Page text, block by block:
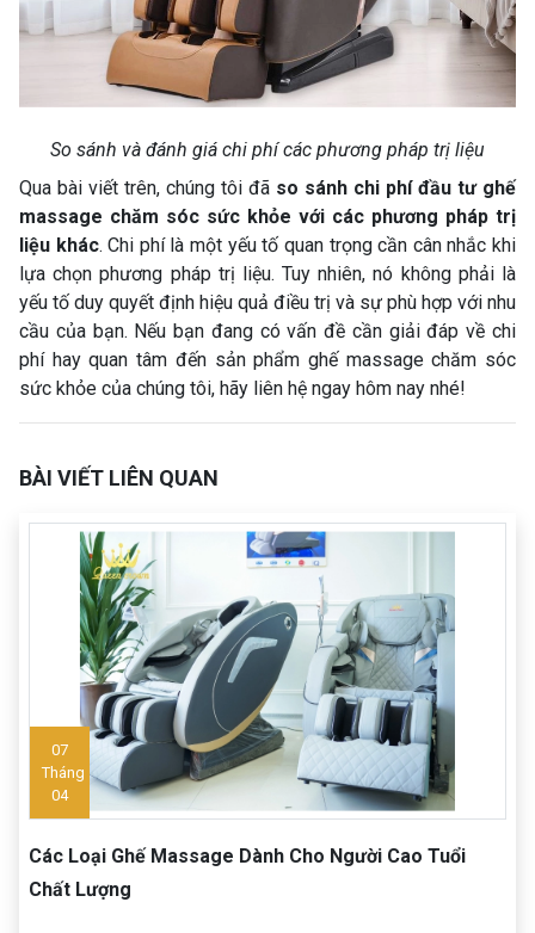
So sánh và đánh giá chi phí các phương pháp trị liệu
Qua bài viết trên, chúng tôi đã so sánh chi phí đầu tư ghế
massage chăm sóc sức khỏe với các phương pháp trị
liệu khác. Chi phí là một yếu tố quan trọng cần cân nhắc khi
lựa chọn phương pháp trị liệu. Tuy nhiên, nó không phải là
yếu tố duy quyết định hiệu quả điều trị và sự phù hợp với nhu
cầu của bạn. Nếu bạn đang có vấn đề cần giải đáp về chi
phí hay quan tâm đến sản phẩm ghế massage chăm sóc
sức khỏe của chúng tôi, hãy liên hệ ngay hôm nay nhé!
BÀI VIẾT LIÊN QUAN
07
Tháng
04
Các Loại Ghế Massage Dành Cho Người Cao Tuổi
Chất Lượng